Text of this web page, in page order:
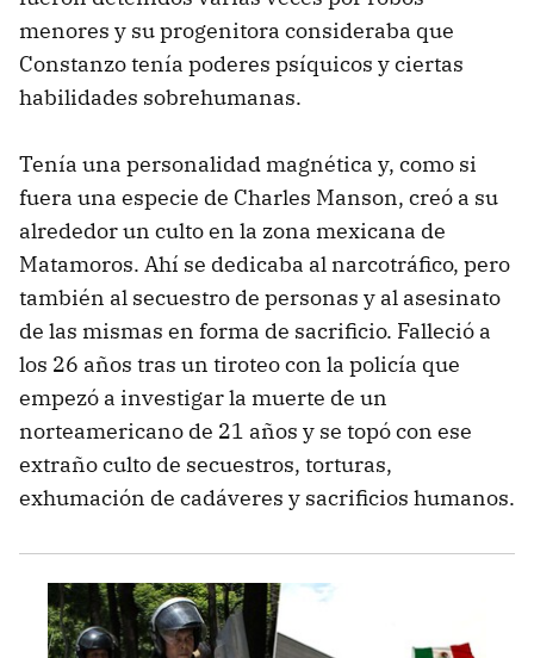
menores y su progenitora consideraba que
Constanzo tenía poderes psíquicos y ciertas
habilidades sobrehumanas.
Tenía una personalidad magnética y, como si
fuera una especie de Charles Manson, creó a su
alrededor un culto en la zona mexicana de
Matamoros. Ahí se dedicaba al narcotráfico, pero
también al secuestro de personas y al asesinato
de las mismas en forma de sacrificio. Falleció a
los 26 años tras un tiroteo con la policía que
empezó a investigar la muerte de un
norteamericano de 21 años y se topó con ese
extraño culto de secuestros, torturas,
exhumación de cadáveres y sacrificios humanos.